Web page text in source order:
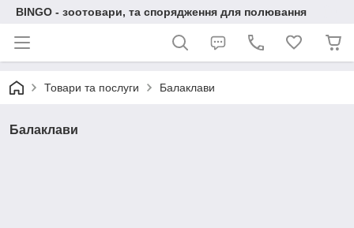
BINGO - зоотовари, та спорядження для полювання
Товари та послуги Балаклави
Балаклави